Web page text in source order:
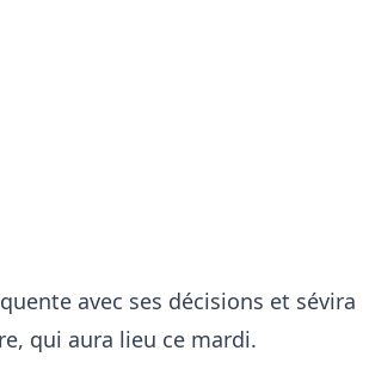
avec ses décisions et sévira
qui aura lieu ce mardi.